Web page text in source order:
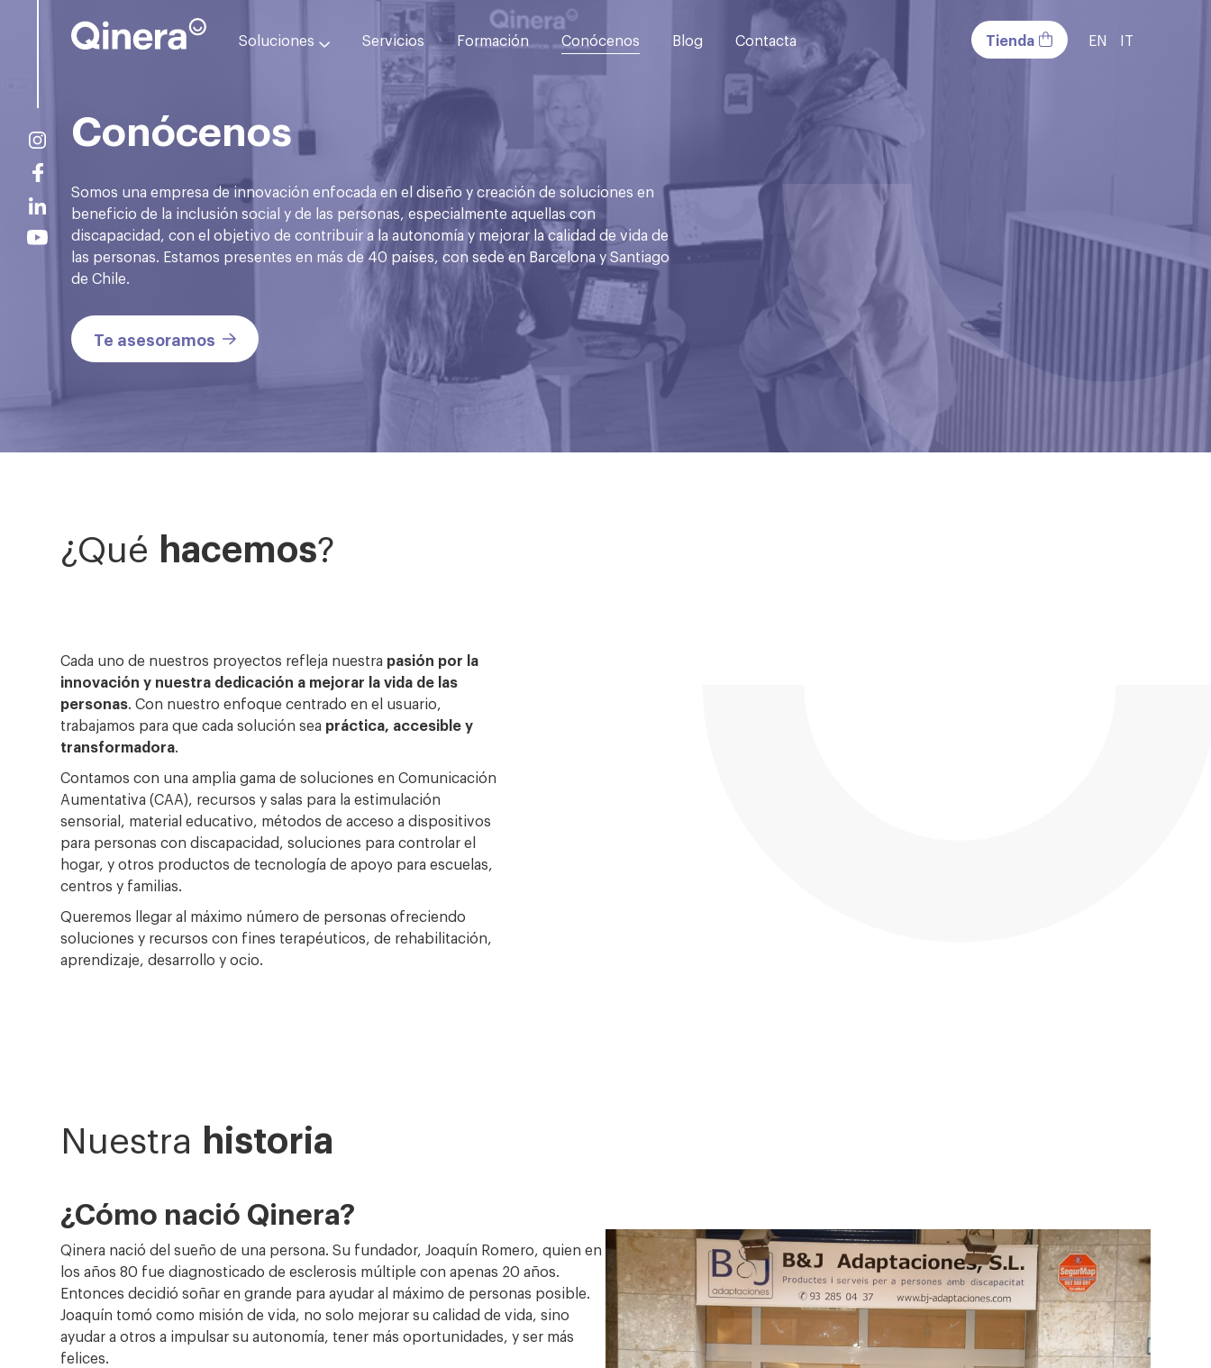
Soluciones Servicios Formación Conócenos Blog Contacta Tienda EN IT
Conócenos
Somos una empresa de innovación enfocada en el diseño y creación de soluciones en
beneficio de la inclusión social y de las personas, especialmente aquellas con
discapacidad, con el objetivo de contribuir a la autonomía y mejorar la calidad de vida de
las personas. Estamos presentes en más de 40 países, con sede en Barcelona y Santiago
de Chile.
Te asesoramos
¿Qué hacemos?
Cada uno de nuestros proyectos refleja nuestra pasión por la
innovación y nuestra dedicación a mejorar la vida de las
personas. Con nuestro enfoque centrado en el usuario,
trabajamos para que cada solución sea práctica, accesible y
transformadora.
Contamos con una amplia gama de soluciones en Comunicación
Aumentativa (CAA), recursos y salas para la estimulación
sensorial, material educativo, métodos de acceso a dispositivos
para personas con discapacidad, soluciones para controlar el
hogar, y otros productos de tecnología de apoyo para escuelas,
centros y familias.
Queremos llegar al máximo número de personas ofreciendo
soluciones y recursos con fines terapéuticos, de rehabilitación,
aprendizaje, desarrollo y ocio.
Nuestra historia
¿Cómo nació Qinera?
Qinera nació del sueño de una persona. Su fundador, Joaquín Romero, quien en
los años 80 fue diagnosticado de esclerosis múltiple con apenas 20 años.
Entonces decidió soñar en grande para ayudar al máximo de personas posible.
Joaquín tomó como misión de vida, no solo mejorar su calidad de vida, sino
ayudar a otros a impulsar su autonomía, tener más oportunidades, y ser más
felices.